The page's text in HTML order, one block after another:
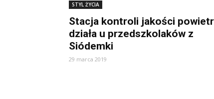
STYL ŻYCIA
Stacja kontroli jakości
działa u przedszkolaków z
Siódemki
29 marca 2019